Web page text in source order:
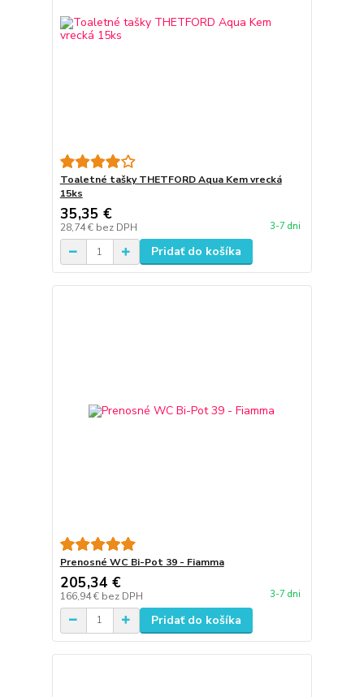
Toaletné tašky THETFORD Aqua Kem vrecká
15ks
35,35 €
28,74 € bez DPH 3-7 dni
Pridať do košíka
Prenosné WC Bi-Pot 39 - Fiamma
205,34 €
166,94 € bez DPH 3-7 dni
Pridať do košíka